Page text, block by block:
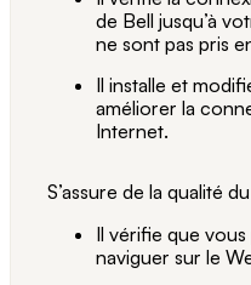
de Bell jusqu’à
ne sont pas pris
Il installe et
améliorer la
Internet.
S’assure de la qualité
Il vérifie que
naviguer sur le